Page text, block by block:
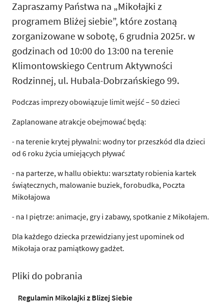
Zapraszamy Państwa na „Mikołajki z
programem Bliżej siebie”, które zostaną
zorganizowane w sobotę, 6 grudnia 2025r. w
godzinach od 10:00 do 13:00 na terenie
Klimontowskiego Centrum Aktywności
Rodzinnej, ul. Hubala-Dobrzańskiego 99.
Podczas imprezy obowiązuje limit wejść – 50 dzieci
Zaplanowane atrakcje obejmować będą:
- na terenie krytej pływalni: wodny tor przeszkód dla dzieci
od 6 roku życia umiejących pływać
- na parterze, w hallu obiektu: warsztaty robienia kartek
świątecznych, malowanie buziek, forobudka, Poczta
Mikołajowa
- na I piętrze: animacje, gry i zabawy, spotkanie z Mikołajem.
Dla każdego dziecka przewidziany jest upominek od
Mikołaja oraz pamiątkowy gadżet.
Pliki do pobrania
Regulamin Mikolajki z Blizej Siebie